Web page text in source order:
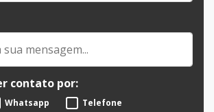
contato por:
Whatsapp Telefone